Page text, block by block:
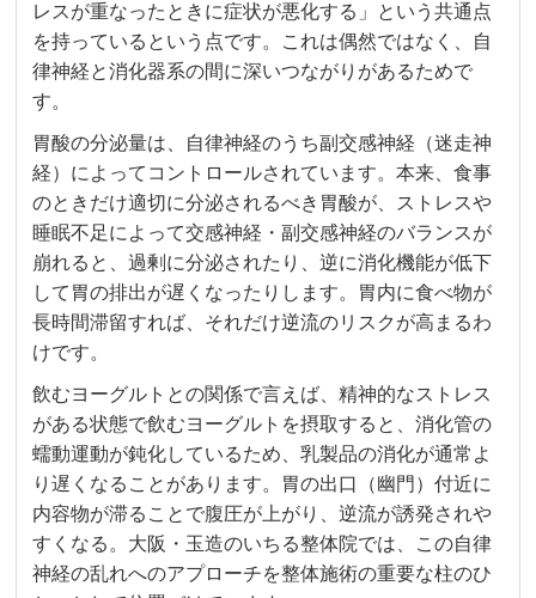
レスが重なったときに症状が悪化する」という共通点
を持っているという点です。これは偶然ではなく、自
律神経と消化器系の間に深いつながりがあるためで
す。
胃酸の分泌量は、自律神経のうち副交感神経（迷走神
経）によってコントロールされています。本来、食事
のときだけ適切に分泌されるべき胃酸が、ストレスや
睡眠不足によって交感神経・副交感神経のバランスが
崩れると、過剰に分泌されたり、逆に消化機能が低下
して胃の排出が遅くなったりします。胃内に食べ物が
長時間滞留すれば、それだけ逆流のリスクが高まるわ
けです。
飲むヨーグルトとの関係で言えば、精神的なストレス
がある状態で飲むヨーグルトを摂取すると、消化管の
蠕動運動が鈍化しているため、乳製品の消化が通常よ
り遅くなることがあります。胃の出口（幽門）付近に
内容物が滞ることで腹圧が上がり、逆流が誘発されや
すくなる。大阪・玉造のいちる整体院では、この自律
神経の乱れへのアプローチを整体施術の重要な柱のひ